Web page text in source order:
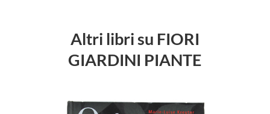
Altri libri su FIORI
GIARDINI PIANTE